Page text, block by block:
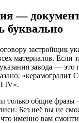
—
буквально
застройщик
материалов. Если
завода — это
«керамогралит
IV».
только общие фразы
Без неё вы не
именно вам